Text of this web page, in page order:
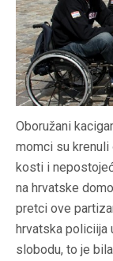
Oboružani
momci su krenuli
kosti i
na hrvatske
pretci ove
hrvatska policiija
slobodu, to je